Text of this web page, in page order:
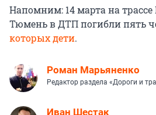
Напомним: 14 марта на трассе
Тюмень в ДТП погибли пять
которых дети.
Роман Марьяненко
Редактор раздела «Дороги и
Иван Шестак